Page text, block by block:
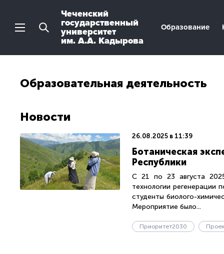
Чеченский
государственный
университет
им. А.А. Кадырова
Образование
Образовательная деятельность
Новости
26.08.2025 в 11:39
Ботаническая
Республики
С 21 по 23 августа
технологии регенерации
студенты биолого-
Мероприятие было...
Приоритет2030